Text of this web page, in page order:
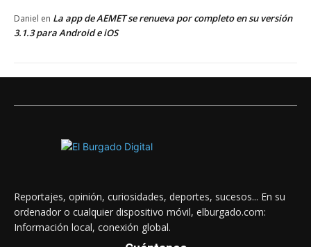
Daniel en La app de AEMET se renueva por completo en su versión
3.1.3 para Android e iOS
Reportajes, opinión, curiosidades, deportes, sucesos... En su
ordenador o cualquier dispositivo móvil, elburgado.com:
Información local, conexión global.